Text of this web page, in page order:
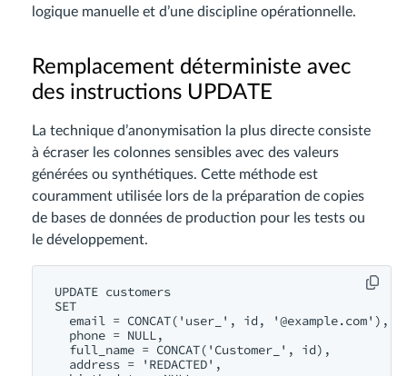
logique manuelle et d’une discipline opérationnelle.
Remplacement déterministe avec
des instructions UPDATE
La technique d’anonymisation la plus directe consiste
à écraser les colonnes sensibles avec des valeurs
générées ou synthétiques. Cette méthode est
couramment utilisée lors de la préparation de copies
de bases de données de production pour les tests ou
le développement.
UPDATE customers
SET
  email = CONCAT('user_', id, '@example.com'),
  phone = NULL,
  full_name = CONCAT('Customer_', id),
  address = 'REDACTED',